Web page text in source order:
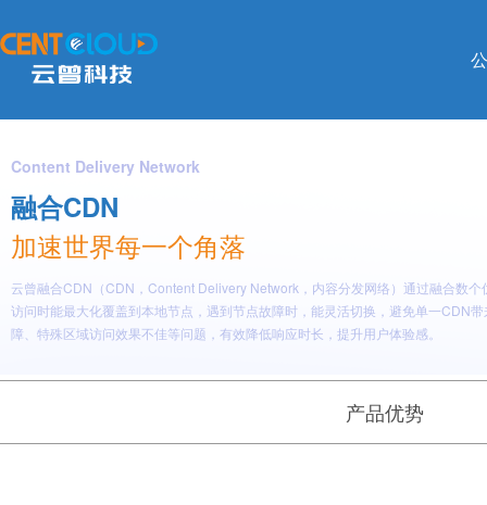
Content Delivery Network
融合CDN
加速世界每一个角落
云曾融合CDN（CDN，Content Delivery Network，内容分发网络）通过融合数
访问时能最大化覆盖到本地节点，遇到节点故障时，能灵活切换，避免单一CDN
障、特殊区域访问效果不佳等问题，有效降低响应时长，提升用户体验感。
产品优势